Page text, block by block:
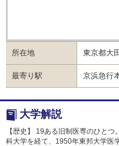
所在地 東京都大
最寄り駅 京浜急行
大学解説
【歴史】 19ある旧制医専のひと
科大学を経て、1950年東邦大学医